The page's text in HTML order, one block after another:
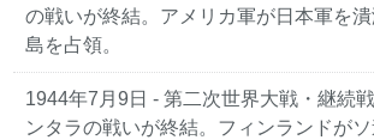
の戦いが終結。アメリカ軍が日本軍を
島を占領。
1944年7月9日 - 第二次世界大戦・継続
ンタラの戦いが終結。フィンランドがソ